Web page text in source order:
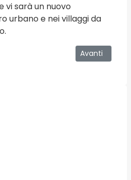
vi sarà un nuovo
urbano e nei villaggi da
07/2007 - Quasi fatta per le
Articolo
Avanti